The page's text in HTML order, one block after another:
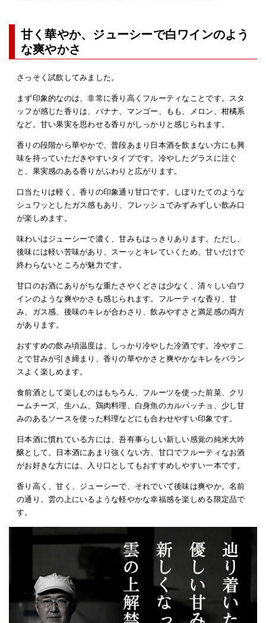
甘く華やか、ジューシーで白ワインのよう
な爽やかさ
さっそく試飲してみました。
まず印象的なのは、非常に香り高くフルーティなことです。スタ
ッフが感じた香りは、バナナ、マンゴー、もも、メロン、柑橘系
など。甘い果実を思わせる香りがしっかりと感じられます。
香りの段階から華やかで、普段あまり日本酒を飲まない方にも興
味を持っていただきやすいタイプです。冷やしたグラスに注ぐ
と、果実感のある香りがふわりと広がります。
口当たりは軽く、香りの印象通り甘口です。しぼりたてのような
シュワッとしたガス感もあり、フレッシュでみずみずしい飲み口
が楽しめます。
味わいはジューシーで濃く、甘みもはっきりあります。ただし、
後味には軽い苦味があり、スーッとキレていくため、甘いだけで
終わらないところが魅力です。
甘口のお酒にありがちな重たさやくどさは少なく、清々しい白ワ
インのような爽やかさも感じられます。フルーティな香り、甘
み、ガス感、後味のキレが合わさり、飲みやすさと満足感の両方
があります。
おすすめの飲み頃温度は、しっかり冷やした冷酒です。冷やすこ
とで甘みが引き締まり、香りの華やかさと爽やかなキレをバラン
スよく楽しめます。
食前酒として楽しむのはもちろん、フルーツを使った前菜、クリ
ームチーズ、生ハム、鶏肉料理、白身魚のカルパッチョ、少し甘
みのあるソースを使った料理などにも合わせやすい印象です。
日本酒に慣れている方には、吾有事らしい新しい感覚の純米大吟
醸として。日本酒にあまり強くない方、甘口でフルーティなお酒
がお好きな方には、入り口としてもおすすめしやすい一本です。
香り高く、甘く、ジューシーで、それでいて後味は爽やか。名前
の通り、雲の上にいるような軽やかな幸福感を楽しめる限定品で
す。